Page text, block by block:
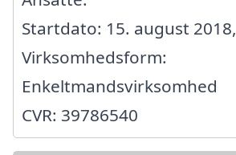
Startdato: 15. august 2018,
Virksomhedsform:
Enkeltmandsvirksomhed
CVR: 39786540